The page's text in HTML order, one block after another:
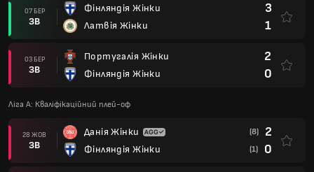
07 БЕР
ЗВ
Фінляндія Жінки
Латвія Жінки
3
1
03 БЕР
ЗВ
Португалія Жінки
Фінляндія Жінки
2
0
Ліга A: Кваліфікаційний плей-оф
28 ЖОВ
ЗВ
Данія Жінки
Фінляндія Жінки
(8) 2
(1) 0